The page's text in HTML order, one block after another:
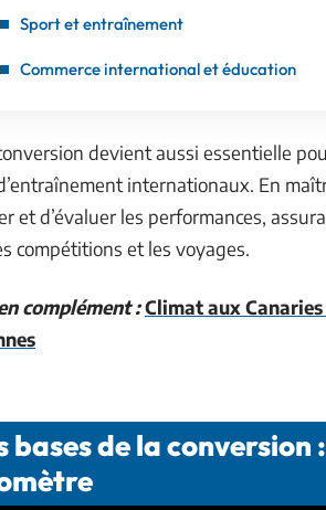
Sport et entraînement
Commerce international et éducation
devient aussi essentielle
internationaux. En
et d’évaluer les performances,
compétitions et les voyages.
complément :Climat aux
bases de la